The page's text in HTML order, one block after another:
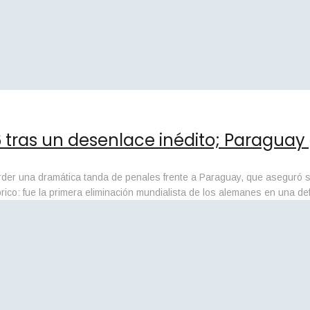
un desenlace inédito;
una dramática tanda de penales frente a Paraguay, que
fue la primera eliminación mundialista de los alemanes en una